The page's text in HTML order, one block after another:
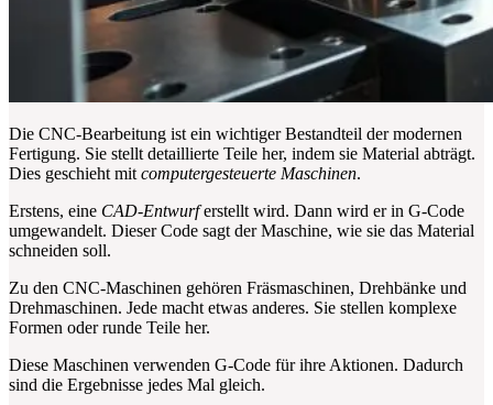
Die CNC-Bearbeitung ist ein wichtiger Bestandteil der modernen
Fertigung. Sie stellt detaillierte Teile her, indem sie Material abträgt.
Dies geschieht mit computergesteuerte Maschinen.
Erstens, eine CAD-Entwurferstellt wird. Dann wird er in G-Code
umgewandelt. Dieser Code sagt der Maschine, wie sie das Material
schneiden soll.
Zu den CNC-Maschinen gehören Fräsmaschinen, Drehbänke und
Drehmaschinen. Jede macht etwas anderes. Sie stellen komplexe
Formen oder runde Teile her.
Diese Maschinen verwenden G-Code für ihre Aktionen. Dadurch
sind die Ergebnisse jedes Mal gleich.